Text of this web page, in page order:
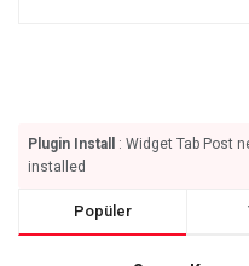
Plugin Install
: Widget Tab Post
installed
Popüler